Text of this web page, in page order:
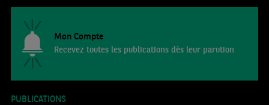
Mon Compte
Recevez toutes les publications dès leur parution
PUBLICATIONS